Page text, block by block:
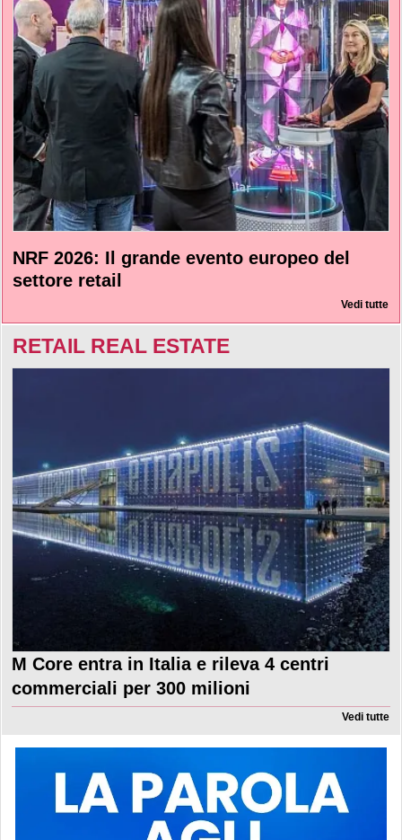
NRF 2026: Il grande evento europeo del
settore retail
Vedi tutte
RETAIL REAL ESTATE
M Core entra in Italia e rileva 4 centri
commerciali per 300 milioni
Vedi tutte